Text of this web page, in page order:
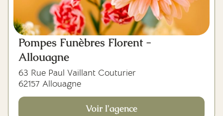
Pompes Funèbres Florent -
Allouagne
63 Rue Paul Vaillant Couturier
62157 Allouagne
Voir l'agence